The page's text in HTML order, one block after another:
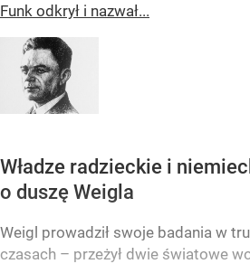
Funk odkrył i nazwał...
Władze radzieckie i
o duszę Weigla
Weigl prowadził swoje badania w
czasach – przeżył dwie światowe